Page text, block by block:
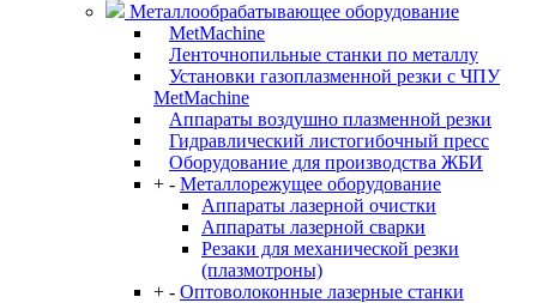
Металлообрабатывающее оборудование
MetMachine
Ленточнопильные станки по металлу
Установки газоплазменной резки с ЧПУ
MetMachine
Аппараты воздушно плазменной резки
Гидравлический листогибочный пресс
Оборудование для производства ЖБИ
+ - Металлорежущее оборудование
Аппараты лазерной очистки
Аппараты лазерной сварки
Резаки для механической резки
(плазмотроны)
+ - Оптоволоконные лазерные станки